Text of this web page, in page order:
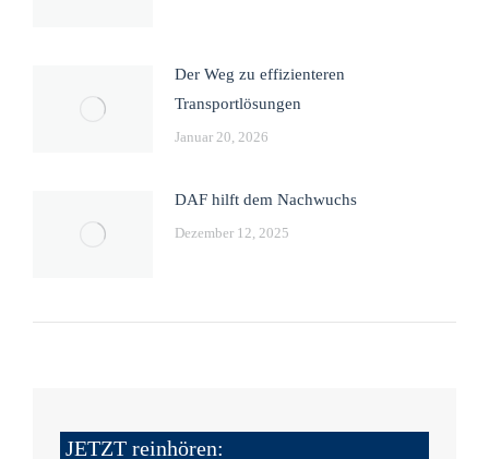
Der Weg zu effizienteren
Transportlösungen
Januar 20, 2026
DAF hilft dem Nachwuchs
Dezember 12, 2025
JETZT reinhören: